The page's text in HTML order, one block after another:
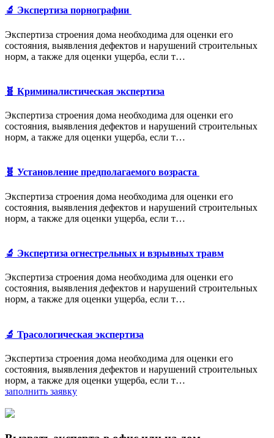
🔬 Экспертиза порнографии
Экспертиза строения дома необходима для оценки его
состояния, выявления дефектов и нарушений строительных
норм, а также для оценки ущерба, если т…
🧬 Криминалистическая экспертиза
Экспертиза строения дома необходима для оценки его
состояния, выявления дефектов и нарушений строительных
норм, а также для оценки ущерба, если т…
🧬 Установление предполагаемого возраста
Экспертиза строения дома необходима для оценки его
состояния, выявления дефектов и нарушений строительных
норм, а также для оценки ущерба, если т…
🔬 Экспертиза огнестрельных и взрывных травм
Экспертиза строения дома необходима для оценки его
состояния, выявления дефектов и нарушений строительных
норм, а также для оценки ущерба, если т…
🔬 Трасологическая экспертиза
Экспертиза строения дома необходима для оценки его
состояния, выявления дефектов и нарушений строительных
норм, а также для оценки ущерба, если т…
заполнить заявку